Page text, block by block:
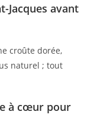
Jacques avant
croûte dorée,
naturel ; tout
à cœur pour